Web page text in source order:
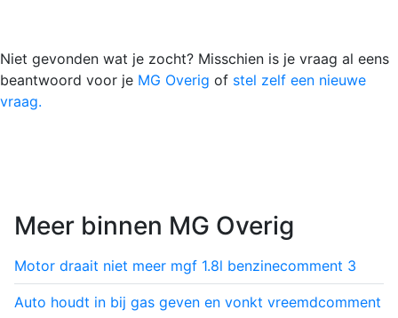
Niet gevonden wat je zocht? Misschien is je vraag al eens
beantwoord voor je MG Overig of stel zelf een nieuwe
vraag.
Meer binnen MG Overig
Motor draait niet meer mgf 1.8l benzinecomment 3
Auto houdt in bij gas geven en vonkt vreemdcomment